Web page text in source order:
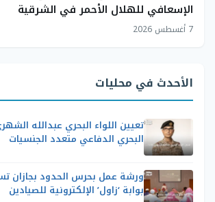
الإسعافي للهلال الأحمر في الشرقية
7 أغسطس 2026
الأحدث في محليات
تعيين اللواء البحري عبدالله
البحري الدفاعي متعدد الجنسيات
ورشة عمل بحرس الحدود بجازان
بوابة ‘زاول’ الإلكترونية للصيادين